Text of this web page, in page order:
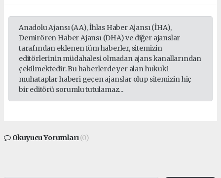
Anadolu Ajansı (AA), İhlas Haber Ajansı (İHA),
Demirören Haber Ajansı (DHA) ve diğer ajanslar
tarafından eklenen tüm haberler, sitemizin
editörlerinin müdahalesi olmadan ajans kanallarından
çekilmektedir. Bu haberlerde yer alan hukuki
muhataplar haberi geçen ajanslar olup sitemizin hiç
bir editörü sorumlu tutulamaz...
Okuyucu Yorumları(0)